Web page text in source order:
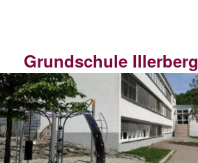
Grundschule Illerberg